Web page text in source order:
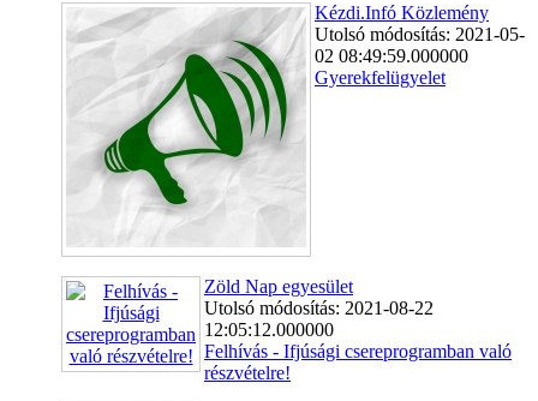
Kézdi.Infó Közlemény
Utolsó módosítás: 2021-05-
02 08:49:59.000000
Gyerekfelügyelet
Zöld Nap egyesület
Utolsó módosítás: 2021-08-22
12:05:12.000000
Felhívás - Ifjúsági csereprogramban való
részvételre!